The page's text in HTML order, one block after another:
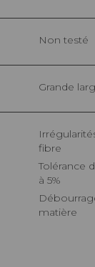
Non testé
Grande
Irrégularités naturelles de la
fibre
Tolérance de production +/- 3
à 5%
Débourrage naturel de la
matière